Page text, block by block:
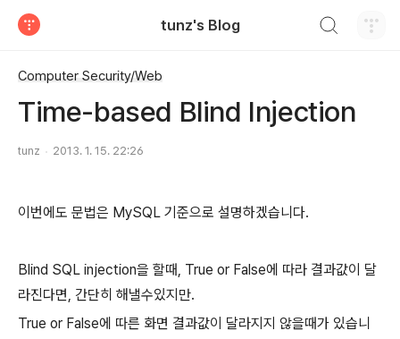
tunz's Blog
Computer Security/Web
Time-based Blind Injection
tunz 2013. 1. 15. 22:26
이번에도 문법은 MySQL 기준으로 설명하겠습니다.
Blind SQL injection을 할때, True or False에 따라 결과값이 달
라진다면, 간단히 해낼수있지만.
True or False에 따른 화면 결과값이 달라지지 않을때가 있습니